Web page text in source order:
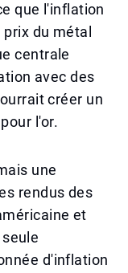
que l'inflation
du métal
centrale
avec des
créer un
l'or.
une
rendus des
et
d'inflation